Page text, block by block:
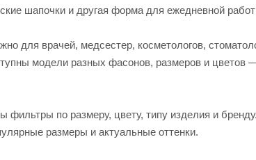
шапочки и другая форма для ежедневной
для врачей, медсестер, косметологов,
модели разных фасонов, размеров и
фильтры по размеру, цвету, типу изделия и
размеры и актуальные оттенки.